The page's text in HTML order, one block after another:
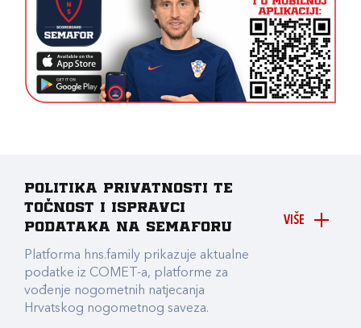
VIŠE
Politika privatnosti te
točnost i ispravci
podataka na Semaforu
Platforma hns.family prikazuje aktualne
podatke iz COMET-a, platforme za
vođenje nogometnih natjecanja
Hrvatskog nogometnog saveza.